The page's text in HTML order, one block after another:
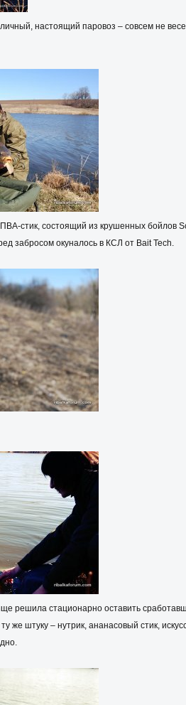
настоящий паровоз – совсем не
стик, состоящий из крушенных бойлов
забросом окуналось в КСЛ от Bait Tech.
решила стационарно оставить
же штуку – нутрик, ананасовый стик,